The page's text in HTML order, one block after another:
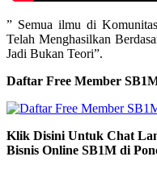
” Semua ilmu di
Telah Menghasilkan
Jadi Bukan Teori”.
Daftar Free Member
Klik Disini Untuk Chat
Bisnis Online SB1M di